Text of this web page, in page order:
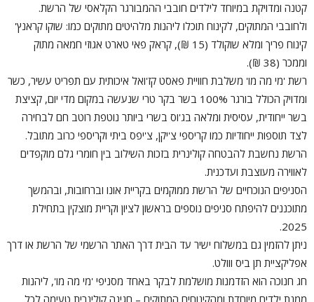
קטנה ומדויקת במיוחד לילדים חובבי ההמבורגר הקלאסי של הרשת.
ולחובבי המתוקים, לקינוח תוכלו ליהנות מלהיטים מתוקים כמו: שוקו קראנץ'
קינוח פריך ומלא שוקולד (15 ₪), קראק פאי טארט אגוזי חמאה מתוק
וממכר (38 ₪).
רשת 'מי מה מו' משלבת חוויית פאסט קז'ואל איכותית עם תפריט עשיר, כשר
ומדויק הכולל בורגר 100% בשר בקר טרי שנעשה במקום מדי יום, קציצת
בשר ייחודית, עסיסית ומלאה בג'וס בשרי ביותר נוטפת רוטב חם לבחירה
לצד תוספות ייחודיות כמו קריספי צ'יקן, צ'יפס ביתי וקריספי כרוב מתובל.
הרשת נחשבת להבטחה קולינרית בזכות השילוב בין חומרי גלם מוקפדים
לאווירה מעוצבת ועדכנית.
הסניפים הנוכחיים של הרשת ממוקמים בקריית אונו וברחובות, ובהמשך
מתוכננים להיפתח סניפים נוספים בראשון לציון וקריית מוצקין בתחילת
2025.
ניתן להזמין גם במשלוח ישיר עד הבית דרך האתר הרשמי של הרשת או דרך
אפליקציית תן ביס ווולט.
חג חנוכה הוא הזדמנות מושלמת לבקר באחד מסניפי 'מי מה מו', ליהנות
ממנת ילדים מיוחדת ומהקינוחים המתוקים – חגיגה קולינרית טעימה לכל